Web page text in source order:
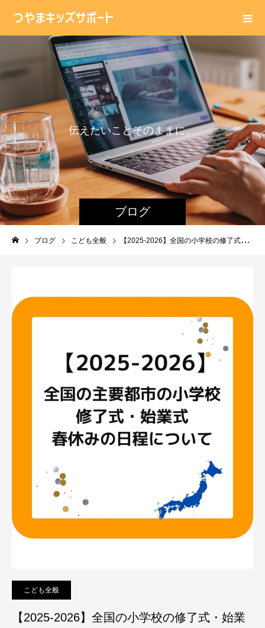
ブログ
伝えたいこ とその ままに。
ブログ こども全般 【2025-2026】全国の小学校の修了式・始業式・春休みの日程ついて
こども全般
【2025-2026】全国の小学校の修了式・始業